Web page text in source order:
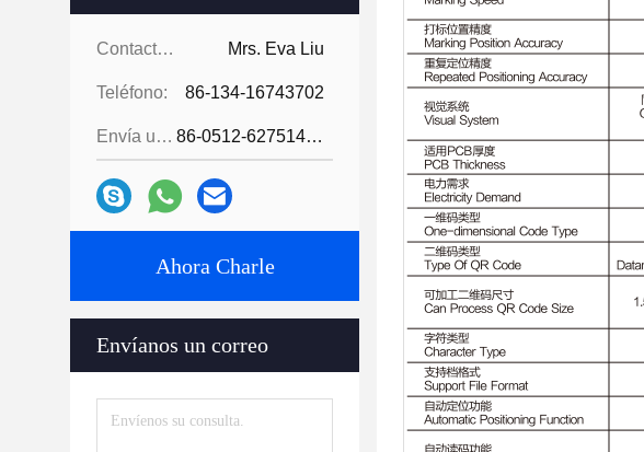
Contactos: Mrs. Eva Liu
Teléfono: 86-134-16743702
Envía un fax.: 86-0512-62751429
Ahora Charle
Envíanos un correo